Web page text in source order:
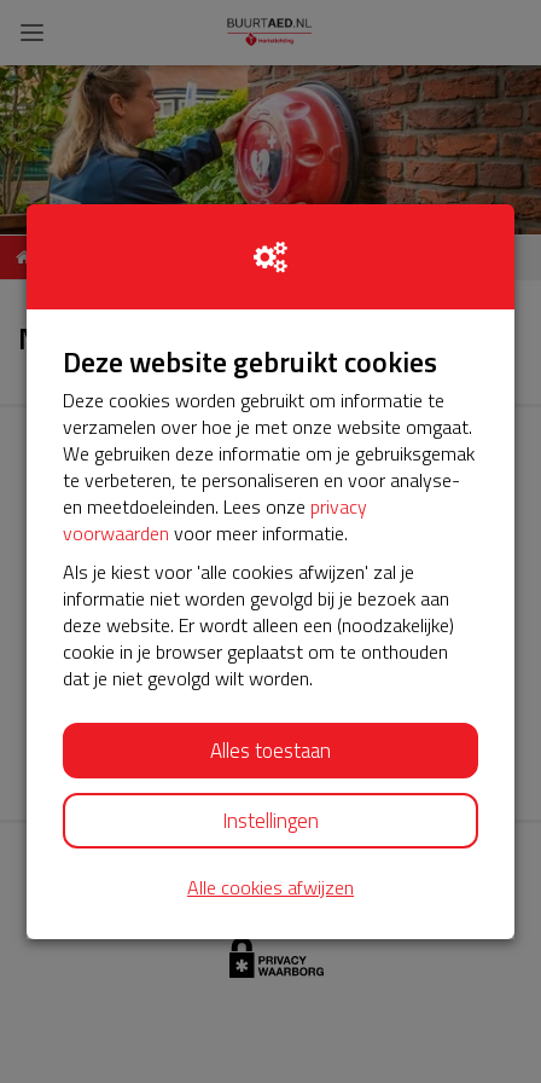
Nieuws
AED360-ProCardio
ServiceBuurtAED wordt aangeboden door de Hartstichting en
AED360-ProCardio. Net als bij BuurtAED is AED360-ProCardio
de leverancier van het servicepakket en ontzorgen zij jou de
komende jaren. AED360-ProCardio is gespecialiseerd in de
levering en het onderhoud van Philips AED’s.
Deze website gebruikt cookies
Deze cookies worden gebruikt om informatie te
verzamelen over hoe je met onze website omgaat.
We gebruiken deze informatie om je gebruiksgemak
te verbeteren, te personaliseren en voor analyse-
en meetdoeleinden. Lees onze privacy
voorwaarden voor meer informatie.
Als je kiest voor 'alle cookies afwijzen' zal je
informatie niet worden gevolgd bij je bezoek aan
deze website. Er wordt alleen een (noodzakelijke)
cookie in je browser geplaatst om te onthouden
dat je niet gevolgd wilt worden.
Alles toestaan
Instellingen
Alle cookies afwijzen